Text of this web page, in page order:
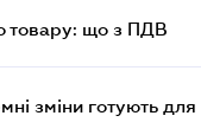
товару: що з ПДВ
зміни готують